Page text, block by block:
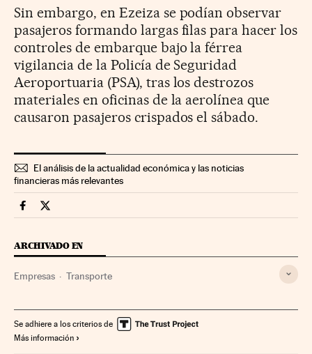
Sin embargo, en Ezeiza se podían observar
pasajeros formando largas filas para hacer los
controles de embarque bajo la férrea
vigilancia de la Policía de Seguridad
Aeroportuaria (PSA), tras los destrozos
materiales en oficinas de la aerolínea que
causaron pasajeros crispados el sábado.
El análisis de la actualidad económica y las noticias
financieras más relevantes
Companias Cinco Días en Facebook
Companias Cinco Días en Twitter
ARCHIVADO EN
Empresas Transporte
Se adhiere a los criterios de
Más información